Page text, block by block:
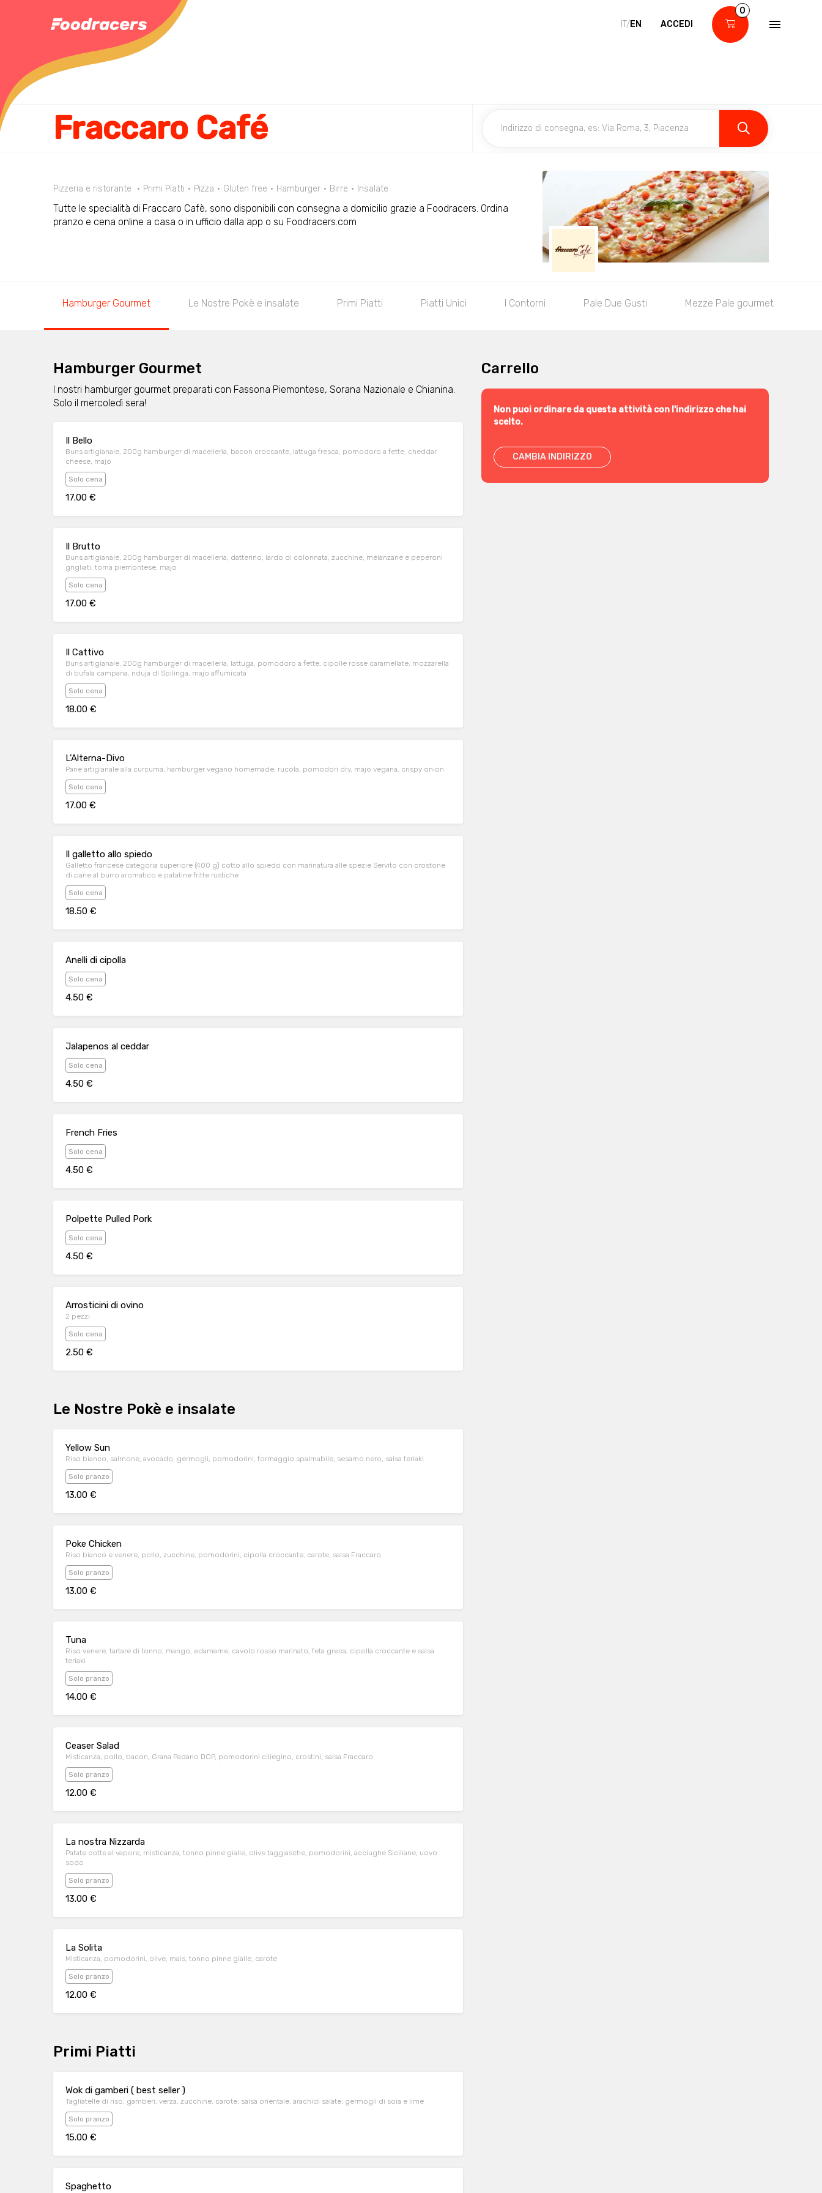
IT/EN ACCEDI
0
Fraccaro Café
Pizzeria e ristorante Primi Piatti Pizza Gluten free Hamburger Birre Insalate
Tutte le specialità di Fraccaro Cafè, sono disponibili con consegna a domicilio grazie a Foodracers. Ordina
pranzo e cena online a casa o in ufficio dalla app o su Foodracers.com
Hamburger Gourmet Le Nostre Pokè e insalate Primi Piatti Piatti Unici I Contorni Pale Due Gusti Mezze Pale gourmet
Hamburger Gourmet
I nostri hamburger gourmet preparati con Fassona Piemontese, Sorana Nazionale e Chianina.
Solo il mercoledì sera!
Il Bello
Buns artigianale, 200g hamburger di macelleria, bacon croccante, lattuga fresca, pomodoro a fette, cheddar
cheese, majo
Solo cena
17.00 €
Il Brutto
Buns artigianale, 200g hamburger di macelleria, datterino, lardo di colonnata, zucchine, melanzane e peperoni
grigliati, toma piemontese, majo
Solo cena
17.00 €
Il Cattivo
Buns artigianale, 200g hamburger di macelleria, lattuga, pomodoro a fette, cipolle rosse caramellate, mozzarella
di bufala campana, nduja di Spilinga, majo affumicata
Solo cena
18.00 €
L’Alterna-Divo
Pane artigianale alla curcuma, hamburger vegano homemade, rucola, pomodori dry, majo vegana, crispy onion
Solo cena
17.00 €
Il galletto allo spiedo
Galletto francese categoria superiore (400 g) cotto allo spiedo con marinatura alle spezie Servito con crostone
di pane al burro aromatico e patatine fritte rustiche
Solo cena
18.50 €
Anelli di cipolla
Solo cena
4.50 €
Jalapenos al ceddar
Solo cena
4.50 €
French Fries
Solo cena
4.50 €
Polpette Pulled Pork
Solo cena
4.50 €
Arrosticini di ovino
2 pezzi
Solo cena
2.50 €
Le Nostre Pokè e insalate
Yellow Sun
Riso bianco, salmone, avocado, germogli, pomodorini, formaggio spalmabile, sesamo nero, salsa teriaki
Solo pranzo
13.00 €
Poke Chicken
Riso bianco e venere, pollo, zucchine, pomodorini, cipolla croccante, carote, salsa Fraccaro
Solo pranzo
13.00 €
Tuna
Riso venere, tartare di tonno, mango, edamame, cavolo rosso marinato, feta greca, cipolla croccante e salsa
teriaki
Solo pranzo
14.00 €
Ceaser Salad
Misticanza, pollo, bacon, Grana Padano DOP, pomodorini ciliegino, crostini, salsa Fraccaro
Solo pranzo
12.00 €
La nostra Nizzarda
Patate cotte al vapore, misticanza, tonno pinne gialle, olive taggiasche, pomodorini, acciughe Siciliane, uovo
sodo
Solo pranzo
13.00 €
La Solita
Misticanza, pomodorini, olive, mais, tonno pinne gialle, carote
Solo pranzo
12.00 €
Primi Piatti
Wok di gamberi ( best seller )
Tagliatelle di riso, gamberi, verza, zucchine, carote, salsa orientale, arachidi salate, germogli di soia e lime
Solo pranzo
15.00 €
Spaghetto
Carrello
Non puoi ordinare da questa attività con l'indirizzo che hai
scelto.
CAMBIA INDIRIZZO